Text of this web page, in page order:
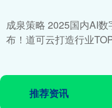
成泉策略 2025国内AI
布！道可云打造行业
推荐资讯